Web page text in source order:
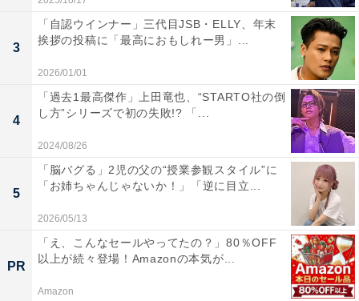
3
「自認ウインナー」三代目JSB・ELLY、年末
挨拶の投稿に「最高におもしれー男」...
2026/01/01
4
「過去1最高傑作」上田竜也、“STARTO社の倒
し方”シリーズで初の失敗!? 「...
2024/08/26
5
「脳バグる」2児の父の“授業参観スタイル”に
「お姉ちゃんじゃないか！」「逆に目立...
2026/05/13
PR
「え、こんなセールやってたの？」80％OFF
以上が続々登場！Amazonの本気が...
Amazon